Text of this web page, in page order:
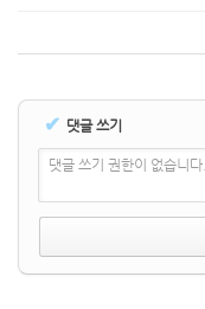
✔ 댓글 쓰기
댓글 쓰기 권한이 없습니